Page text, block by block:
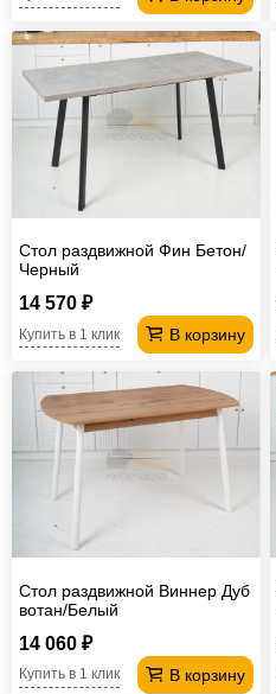
Стол раздвижной Фин Бетон/
Черный
14 570 ₽
В корзину
Купить в 1 клик
Стол раздвижной Виннер Дуб
вотан/Белый
14 060 ₽
В корзину
Купить в 1 клик